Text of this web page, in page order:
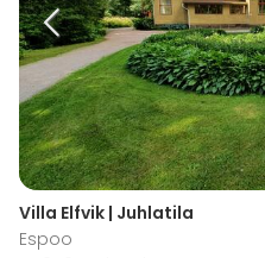
Villa Elfvik | Juhlatila
Espoo